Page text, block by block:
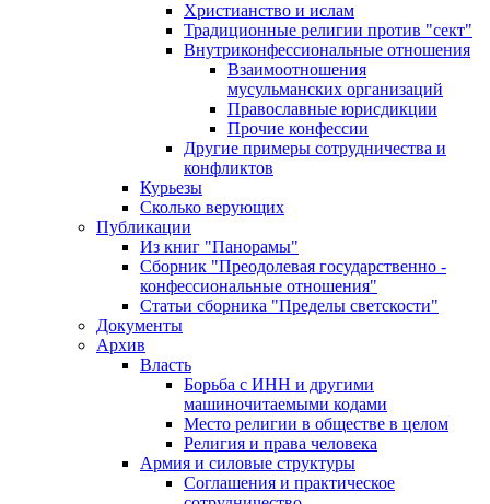
Христианство и ислам
Традиционные религии против "сект"
Внутриконфессиональные отношения
Взаимоотношения
мусульманских организаций
Православные юрисдикции
Прочие конфессии
Другие примеры сотрудничества и
конфликтов
Курьезы
Сколько верующих
Публикации
Из книг "Панорамы"
Сборник "Преодолевая государственно -
конфессиональные отношения"
Статьи сборника "Пределы светскости"
Документы
Архив
Власть
Борьба с ИНН и другими
машиночитаемыми кодами
Место религии в обществе в целом
Религия и права человека
Армия и силовые структуры
Соглашения и практическое